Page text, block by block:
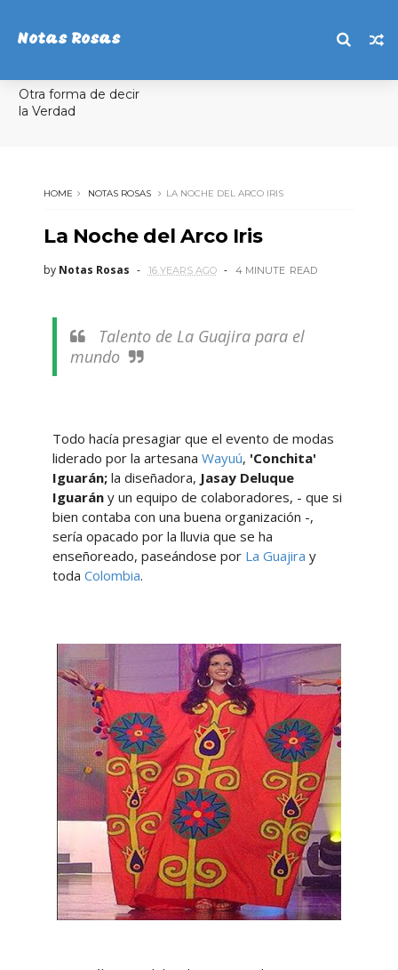
Notas Rosas
Otra forma de decir
la Verdad
HOME NOTAS ROSAS LA NOCHE DEL ARCO IRIS
La Noche del Arco Iris
by Notas Rosas 16 YEARS AGO 4 MINUTE READ
Talento de La Guajira para el
mundo
Todo hacía presagiar que el evento de modas
liderado por la artesana Wayuú, 'Conchita'
Iguarán;la diseñadora, Jasay Deluque
Iguarány un equipo de colaboradores, - que si
bien contaba con una buena organización -,
sería opacado por la lluvia que se ha
enseñoreado, paseándose por La Guajira y
toda Colombia.